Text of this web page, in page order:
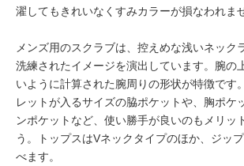
濯してもきれいなくすみカラーが損なわれま
メンズ用のスクラブは、控えめな浅いネック
洗練されたイメージを演出しています。腕の
いように計算された腕周りの形状が特徴です
レットが入るサイズの脇ポケットや、胸ポケ
ンポケットなど、使い勝手が良いのもメリッ
う。トップスはVネックタイプのほか、ジッ
べます。